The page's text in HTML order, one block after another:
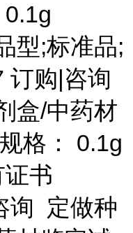
型;标准品;
订购|咨询
盒/中药材
格： 0.1g
书
询 定做种